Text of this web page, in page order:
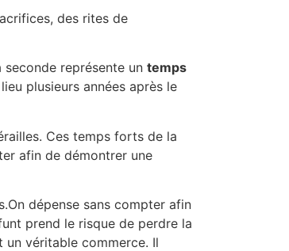
des rites de
seconde représente un temps
plusieurs années après le
Ces temps forts de la
afin de démontrer une
dépense sans compter afin
prend le risque de perdre la
un véritable commerce. Il